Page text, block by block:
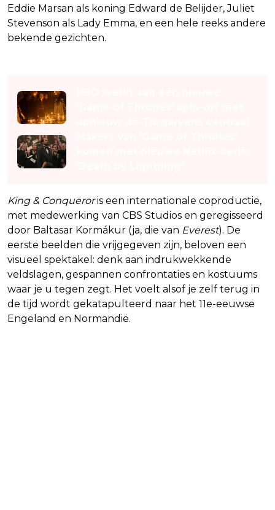
Eddie Marsan als koning Edward de Belijder, Juliet
Stevenson als Lady Emma, en een hele reeks andere
bekende gezichten.
King & Conqueroris een internationale coproductie,
met medewerking van CBS Studios en geregisseerd
door Baltasar Kormákur (ja, die van Everest). De
eerste beelden die vrijgegeven zijn, beloven een
visueel spektakel: denk aan indrukwekkende
veldslagen, gespannen confrontaties en kostuums
waar je u tegen zegt. Het voelt alsof je zelf terug in
de tijd wordt gekatapulteerd naar het 11e-eeuwse
Engeland en Normandië.